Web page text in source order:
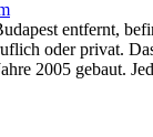
entfernt,
oder privat.
2005 gebaut.